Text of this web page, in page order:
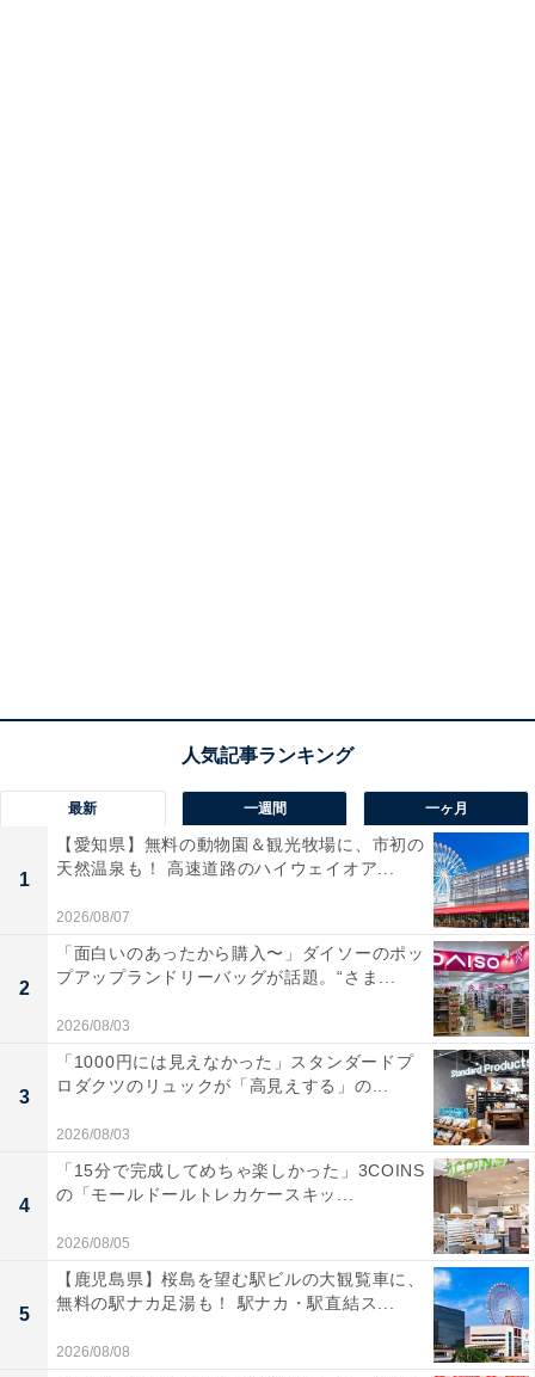
最新 一週間 一ヶ月
1
【愛知県】無料の動物園＆観光牧場に、市初の
天然温泉も！ 高速道路のハイウェイオア...
2026/08/07
2
「面白いのあったから購入〜」ダイソーのポッ
プアップランドリーバッグが話題。“さま...
2026/08/03
3
「1000円には見えなかった」スタンダードプ
ロダクツのリュックが「高見えする」の...
2026/08/03
4
「15分で完成してめちゃ楽しかった」3COINS
の「モールドールトレカケースキッ...
2026/08/05
5
【鹿児島県】桜島を望む駅ビルの大観覧車に、
無料の駅ナカ足湯も！ 駅ナカ・駅直結ス...
2026/08/08